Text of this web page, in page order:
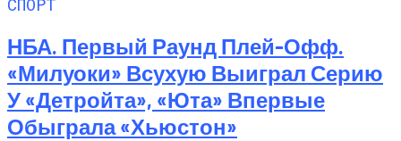
НБА. Первый Раунд Плей-Офф.
«Милуоки» Всухую Выиграл Серию
У «Детройта», «Юта» Впервые
Обыграла «Хьюстон»